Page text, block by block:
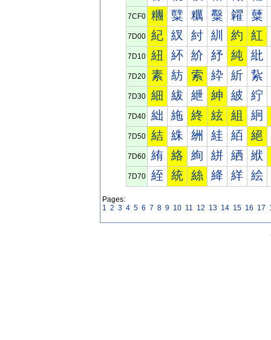
7CF0 糰 糱 糲 糳 糴 糵
7D00 紀 紁 紂 紃 約 紅
7D10 紐 紑 紒 紓 純 紕
7D20 素 紡 索 紣 紤 紥
7D30 細 紱 紲 紳 紴 紵
7D40 絀 絁 終 絃 組 絅
7D50 結 絑 絒 絓 絔 絕
7D60 絠 絡 絢 絣 絤 絥
7D70 絰 統 絲 絳 絴 絵
Pages:
1 2 3 4 5 6 7 8 9 10 11 12 13 14 15 16 17